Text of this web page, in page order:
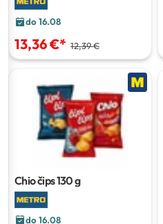
do 16.08
13,36 €* 12,39 €
Chio čips130 g
do 16.08